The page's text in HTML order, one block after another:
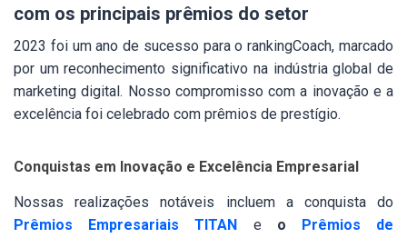
com os principais prêmios do setor
2023 foi um ano de sucesso para o rankingCoach, marcado
por um reconhecimento significativo na indústria global de
marketing digital. Nosso compromisso com a inovação e a
excelência foi celebrado com prêmios de prestígio.
Conquistas em Inovação e Excelência Empresarial
Nossas realizações notáveis ​​incluem a conquista do
Prêmios Empresariais TITAN
eo
Prêmios de